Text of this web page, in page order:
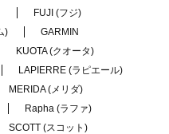
FUJI (フジ)
)
GARMIN
KUOTA (クオータ)
LAPIERRE (ラピエール)
MERIDA (メリダ)
Rapha (ラファ)
SCOTT (スコット)